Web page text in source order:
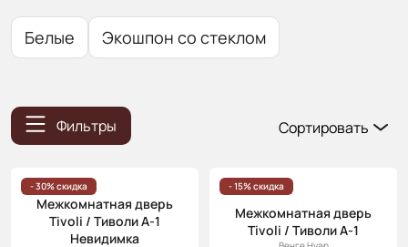
Белые Экошпон со стеклом
Фильтры
Сортировать
Цена
(возр.)
Цена (убыв.)
- 30% скидка
Межкомнатная дверь
Tivoli / Тиволи А-1
Невидимка
- 15% скидка
Межкомнатная дверь
Tivoli / Тиволи А-1